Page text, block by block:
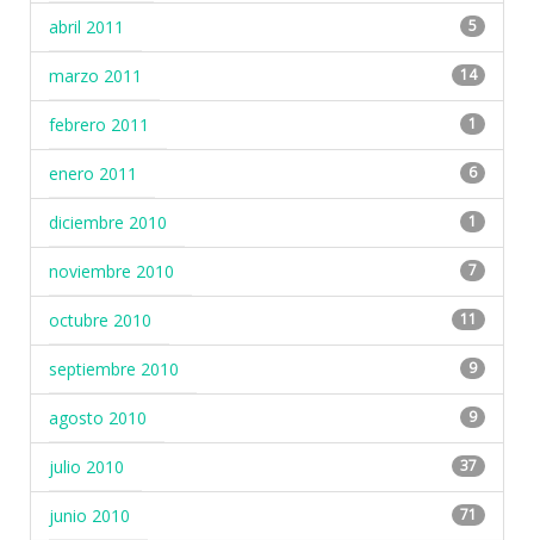
abril 2011 5
marzo 2011 14
febrero 2011 1
enero 2011 6
diciembre 2010 1
noviembre 2010 7
octubre 2010 11
septiembre 2010 9
agosto 2010 9
julio 2010 37
junio 2010 71